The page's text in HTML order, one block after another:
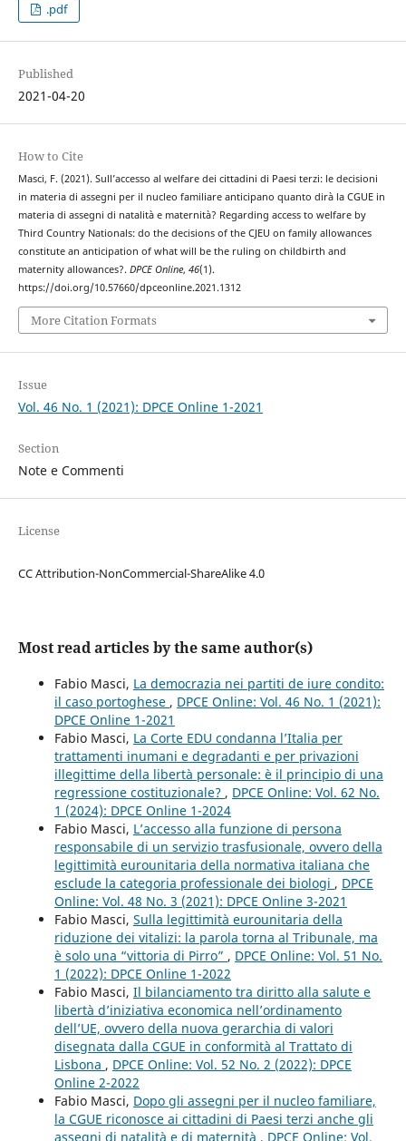
.pdf
Published
2021-04-20
How to Cite
Masci, F. (2021). Sull’accesso al welfare dei cittadini di Paesi terzi: le decisioni
in materia di assegni per il nucleo familiare anticipano quanto dirà la CGUE in
materia di assegni di natalità e maternità? Regarding access to welfare by
Third Country Nationals: do the decisions of the CJEU on family allowances
constitute an anticipation of what will be the ruling on childbirth and
maternity allowances?. DPCE Online, 46(1).
https://doi.org/10.57660/dpceonline.2021.1312
More Citation Formats
Issue
Vol. 46 No. 1 (2021): DPCE Online 1-2021
Section
Note e Commenti
License
CC Attribution-NonCommercial-ShareAlike 4.0
Most read articles by the same author(s)
Fabio Masci, La democrazia nei partiti de iure condito:
il caso portoghese , DPCE Online: Vol. 46 No. 1 (2021):
DPCE Online 1-2021
Fabio Masci, La Corte EDU condanna l’Italia per
trattamenti inumani e degradanti e per privazioni
illegittime della libertà personale: è il principio di una
regressione costituzionale? , DPCE Online: Vol. 62 No.
1 (2024): DPCE Online 1-2024
Fabio Masci, L’accesso alla funzione di persona
responsabile di un servizio trasfusionale, ovvero della
legittimità eurounitaria della normativa italiana che
esclude la categoria professionale dei biologi , DPCE
Online: Vol. 48 No. 3 (2021): DPCE Online 3-2021
Fabio Masci, Sulla legittimità eurounitaria della
riduzione dei vitalizi: la parola torna al Tribunale, ma
è solo una “vittoria di Pirro” , DPCE Online: Vol. 51 No.
1 (2022): DPCE Online 1-2022
Fabio Masci, Il bilanciamento tra diritto alla salute e
libertà d’iniziativa economica nell’ordinamento
dell’UE, ovvero della nuova gerarchia di valori
disegnata dalla CGUE in conformità al Trattato di
Lisbona , DPCE Online: Vol. 52 No. 2 (2022): DPCE
Online 2-2022
Fabio Masci, Dopo gli assegni per il nucleo familiare,
la CGUE riconosce ai cittadini di Paesi terzi anche gli
assegni di natalità e di maternità , DPCE Online: Vol.